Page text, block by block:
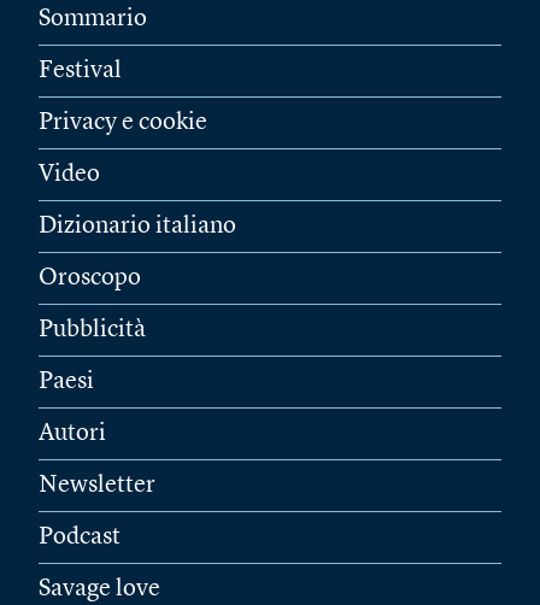
Sommario
Festival
Privacy e cookie
Video
Dizionario italiano
Oroscopo
Pubblicità
Paesi
Autori
Newsletter
Podcast
Savage love